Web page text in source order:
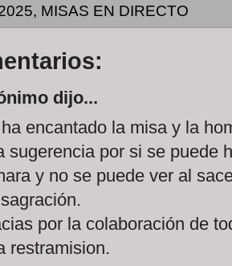
, MISAS EN DIRECTO
dijo...
encantado la misa y la
sugerencia por si se puede
y no se puede ver al
por la colaboración de
restramision.